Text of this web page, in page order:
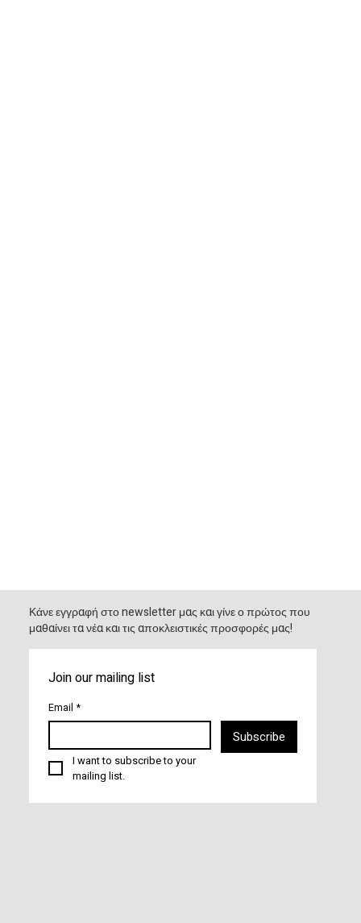
Κάνε εγγραφή στο newsletter μας και γίνε ο πρώτος που
μαθαίνει τα νέα και τις αποκλειστικές προσφορές μας!
Join our mailing list
Email *
Subscribe
I want to subscribe to your
mailing list.